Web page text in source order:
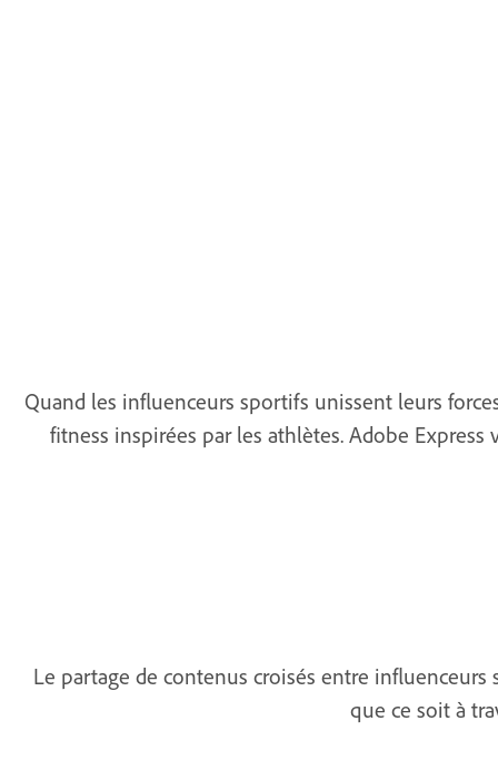
Quand les influenceurs sportifs unissent leurs
fitness inspirées par les athlètes. Adobe
Le partage de contenus croisés entre
que ce soit à